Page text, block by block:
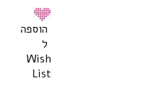
הוספה
ל
Wish
List